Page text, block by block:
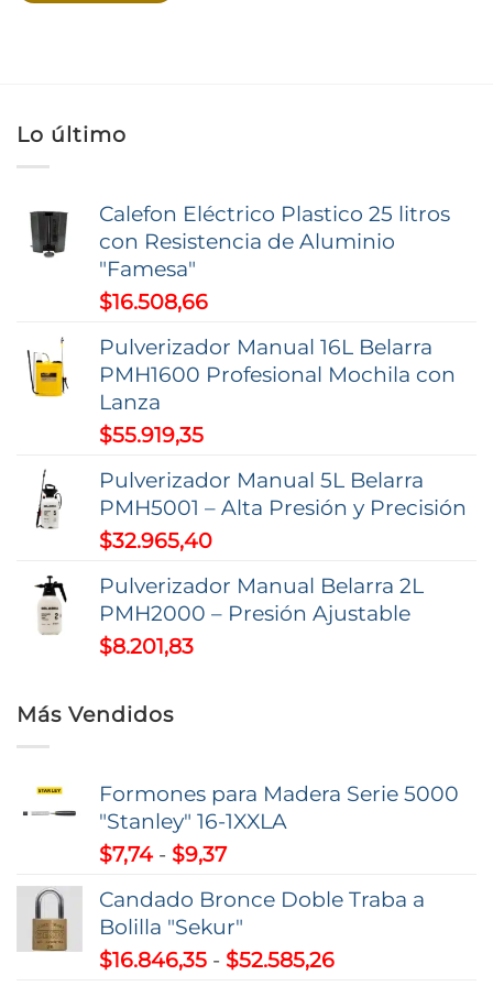
Lo último
Calefon Eléctrico Plastico 25 litros
con Resistencia de Aluminio
"Famesa"
$16.508,66
Pulverizador Manual 16L Belarra
PMH1600 Profesional Mochila con
Lanza
$55.919,35
Pulverizador Manual 5L Belarra
PMH5001 – Alta Presión y Precisión
$32.965,40
Pulverizador Manual Belarra 2L
PMH2000 – Presión Ajustable
$8.201,83
Más Vendidos
Formones para Madera Serie 5000
"Stanley" 16-1XXLA
$7,74 - $9,37Rango
precios:
desde
$7,74
Candado Bronce Doble Traba a
Bolilla "Sekur"
$16.846,35 - $52.585,26Rango